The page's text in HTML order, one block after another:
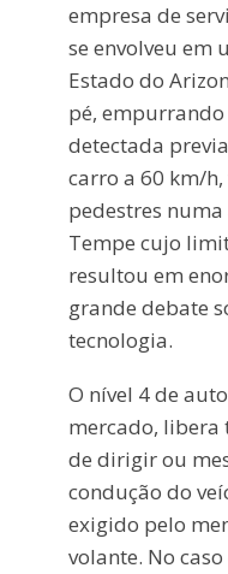
empresa de
se envolveu em
Estado do
pé,
detectada
carro a 60 km/
pedestres
Tempe cujo
resultou em
grande debate
tecnologia.
O nível 4 de
mercado, libera
de dirigir ou
condução do
exigido pelo
volante. No